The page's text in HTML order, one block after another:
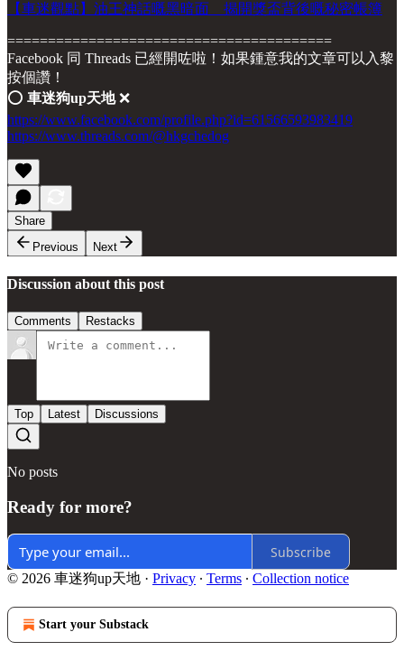
【車迷觀點】油王神話嘅黑暗面 揭開獎盃背後嘅秘密帳簿
========================================
Facebook 同 Threads 已經開咗啦！如果鍾意我的文章可以入黎
按個讚！
⭕️ 車迷狗up天地❌
https://www.facebook.com/profile.php?id=61566593983419
https://www.threads.com/@hkgchedog
Share
Previous
Next
Discussion about this post
Comments Restacks
Top Latest Discussions
No posts
Ready for more?
Subscribe
© 2026 車迷狗up天地 · Privacy ∙ Terms ∙ Collection notice
Start your Substack